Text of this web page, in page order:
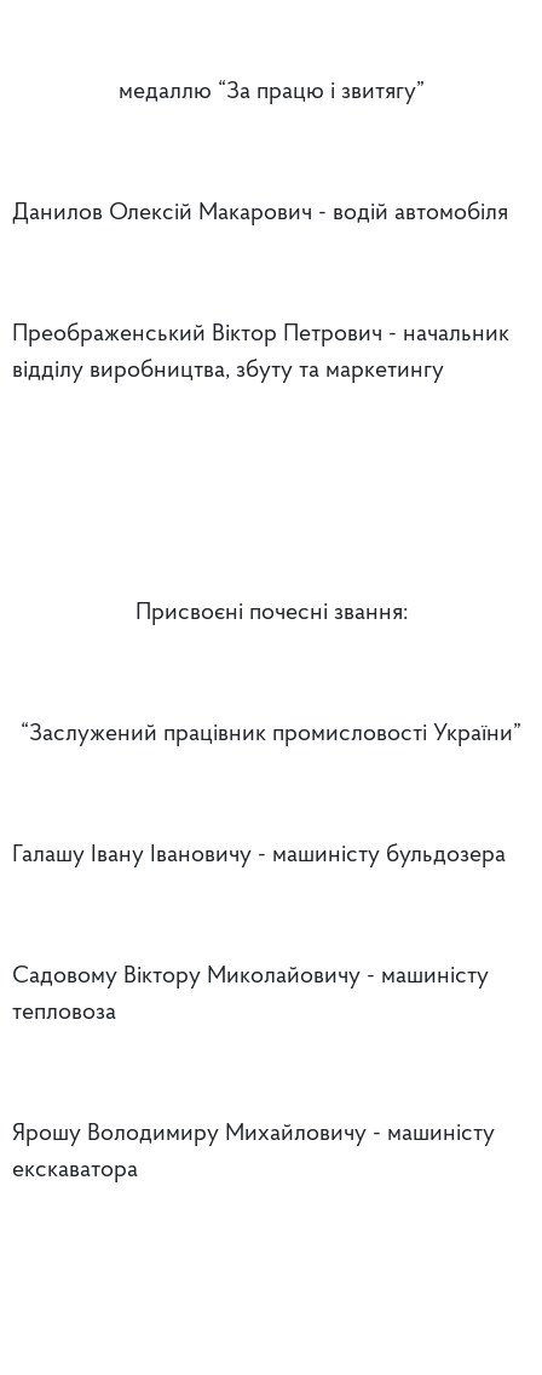
медаллю “За працю і звитягу”
Данилов Олексій Макарович - водій автомобіля
Преображенський Віктор Петрович - начальник
відділу виробництва, збуту та маркетингу
Присвоєні почесні звання:
“Заслужений працівник промисловості України”
Галашу Івану Івановичу - машиністу бульдозера
Садовому Віктору Миколайовичу - машиністу
тепловоза
Ярошу Володимиру Михайловичу - машиністу
екскаватора